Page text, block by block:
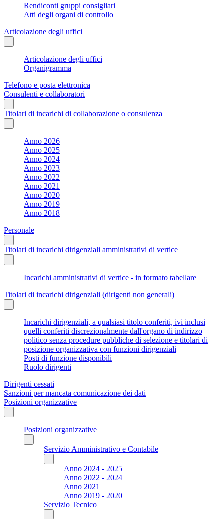
Rendiconti gruppi consigliari
Atti degli organi di controllo
Articolazione degli uffici
Articolazione degli uffici
Organigramma
Telefono e posta elettronica
Consulenti e collaboratori
Titolari di incarichi di collaborazione o consulenza
Anno 2026
Anno 2025
Anno 2024
Anno 2023
Anno 2022
Anno 2021
Anno 2020
Anno 2019
Anno 2018
Personale
Titolari di incarichi dirigenziali amministrativi di vertice
Incarichi amministrativi di vertice - in formato tabellare
Titolari di incarichi dirigenziali (dirigenti non generali)
Incarichi dirigenziali, a qualsiasi titolo conferiti, ivi inclusi
quelli conferiti discrezionalmente dall'organo di indirizzo
politico senza procedure pubbliche di selezione e titolari di
posizione organizzativa con funzioni dirigenziali
Posti di funzione disponibili
Ruolo dirigenti
Dirigenti cessati
Sanzioni per mancata comunicazione dei dati
Posizioni organizzative
Posizioni organizzative
Servizio Amministrativo e Contabile
Anno 2024 - 2025
Anno 2022 - 2024
Anno 2021
Anno 2019 - 2020
Servizio Tecnico